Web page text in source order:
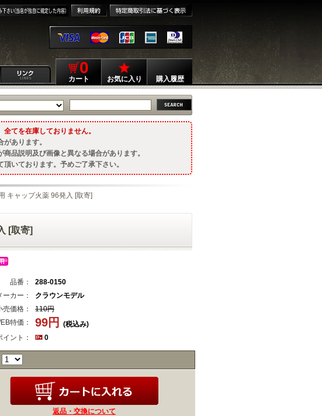
0
カート お気に入り 購入履歴
てを在庫しておりません。
あります。
品説明及び画像と異なる場合があります。
いております。予めご了承下さい。
キャップ火薬 96発入 [取寄]
[取寄]
品番：
288-0150
ーカー：
クラウンモデル
売価格：
110円
特価：
99円
(税込み)
イント：
0
返品・交換について